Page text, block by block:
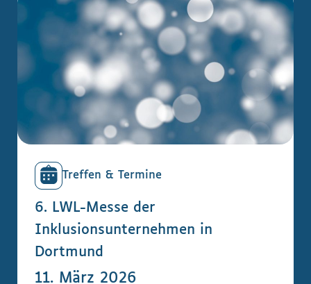
Treffen & Termine
6. LWL-Messe der
Inklusionsunternehmen in
Dortmund
11. März 2026